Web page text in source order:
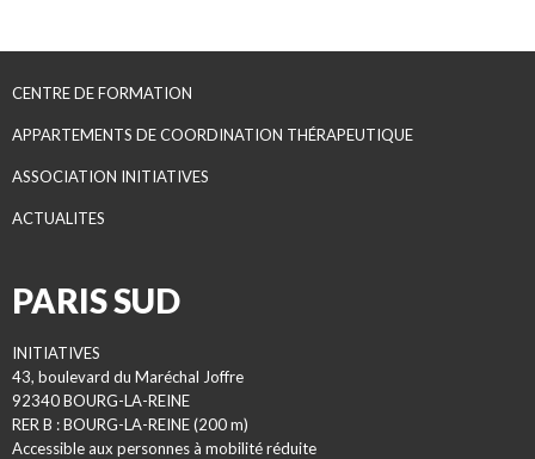
CENTRE DE FORMATION
APPARTEMENTS DE COORDINATION THÉRAPEUTIQUE
ASSOCIATION INITIATIVES
ACTUALITES
PARIS SUD
INITIATIVES
43, boulevard du Maréchal Joffre
92340 BOURG-LA-REINE
RER B : BOURG-LA-REINE (200 m)
Accessible aux personnes à mobilité réduite